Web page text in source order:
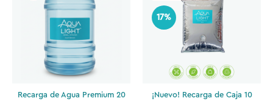
Recarga de Agua Premium 20
17%
¡Nuevo! Recarga de Caja 10